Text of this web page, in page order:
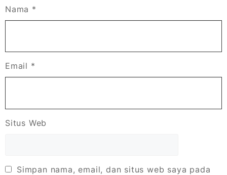
Nama *
Email *
Situs Web
Simpan nama, email, dan situs web saya pada